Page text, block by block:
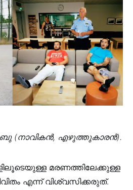
(നാവികൻ, എഴുത്തുകാരൻ).
മരണത്തിലേക്കുള്ള
എന്ന് വിശ്വസിക്കരുത്.